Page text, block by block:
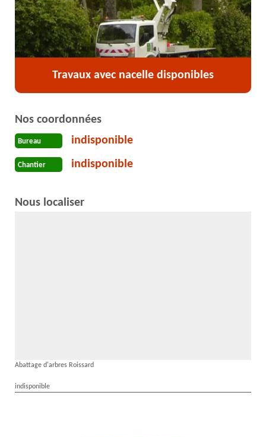
Travaux avec nacelle disponibles
Nos coordonnées
Bureau indisponible
Chantier indisponible
Nous localiser
Abattage d'arbres Roissard
indisponible